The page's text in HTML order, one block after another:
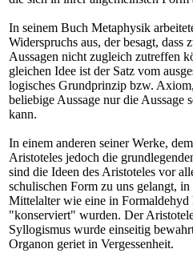
In seinem Buch Metaphysik
Widerspruchs aus, der besagt, dass
Aussagen nicht zugleich zutreffen
gleichen Idee ist der Satz vom
logisches Grundprinzip bzw.
beliebige Aussage nur die Aussage
kann.
In einem anderen seiner Werke,
Aristoteles jedoch die
sind die Ideen des Aristoteles vor
schulischen Form zu uns gelangt,
Mittelalter wie eine in Formaldehyd
"konserviert" wurden. Der
Syllogismus wurde einseitig
Organon geriet in Vergessenheit.